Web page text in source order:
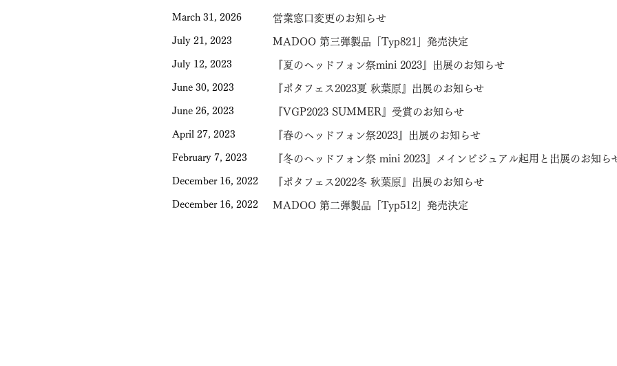
March 31, 2026 営業窓口変更のお知らせ
July 21, 2023 MADOO 第三弾製品「Typ821」発売決定
July 12, 2023 『夏のヘッドフォン祭mini 2023』出展のお知らせ
June 30, 2023 『ポタフェス2023夏 秋葉原』出展のお知らせ
June 26, 2023 『VGP2023 SUMMER』受賞のお知らせ
April 27, 2023 『春のヘッドフォン祭2023』出展のお知らせ
February 7, 2023 『冬のヘッドフォン祭 mini 2023』メインビジュアル起用と出展のお知ら
December 16, 2022 『ポタフェス2022冬 秋葉原』出展のお知らせ
December 16, 2022 MADOO 第二弾製品「Typ512」発売決定